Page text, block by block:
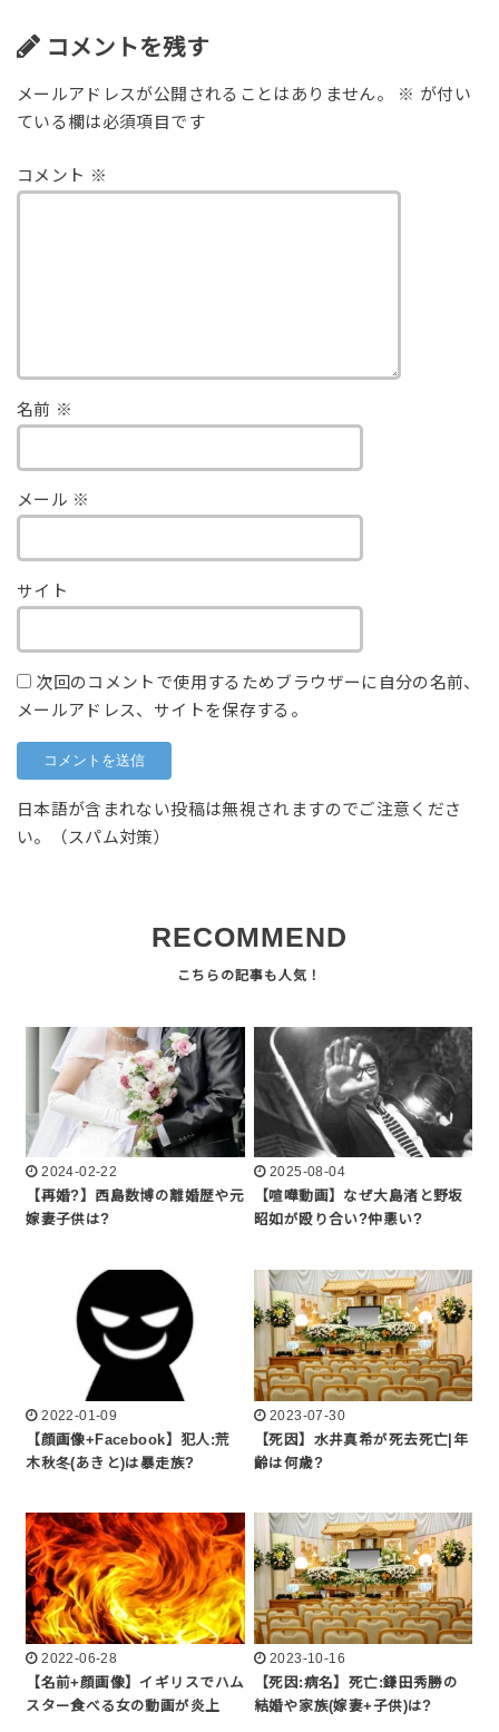
コメントを残す
メールアドレスが公開されることはありません。 ※ が付い
ている欄は必須項目です
コメント ※
名前 ※
メール ※
サイト
次回のコメントで使用するためブラウザーに自分の名前、
メールアドレス、サイトを保存する。
日本語が含まれない投稿は無視されますのでご注意くださ
い。（スパム対策）
RECOMMEND
2024-02-22
【再婚?】西島数博の離婚歴や元
嫁妻子供は?
2025-08-04
【喧嘩動画】なぜ大島渚と野坂
昭如が殴り合い?仲悪い?
2022-01-09
【顔画像+Facebook】犯人:荒
木秋冬(あきと)は暴走族?
2023-07-30
【死因】水井真希が死去死亡|年
齢は何歳?
2022-06-28
【名前+顔画像】イギリスでハム
スター食べる女の動画が炎上
2023-10-16
【死因:病名】死亡:鎌田秀勝の
結婚や家族(嫁妻+子供)は?